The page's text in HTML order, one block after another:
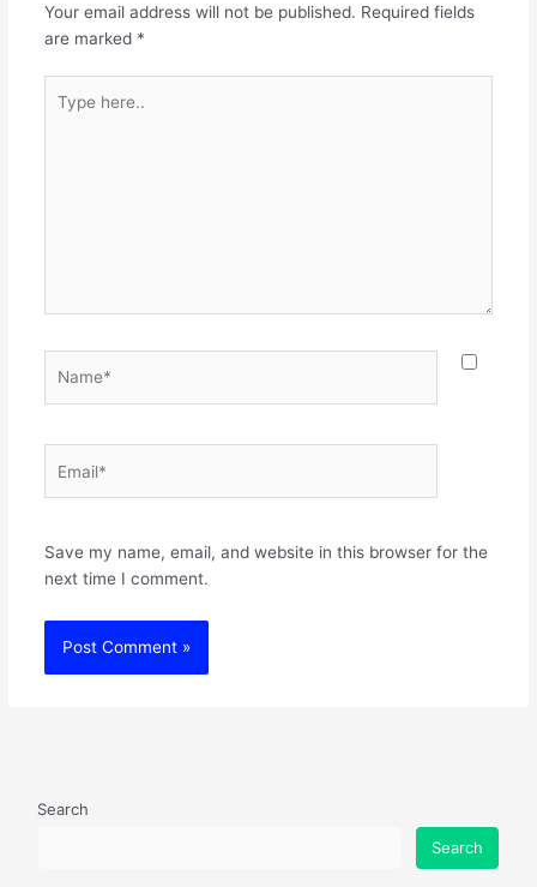
Your email address will not be published. Required fields
are marked *
here..
Save my name, email, and website in this browser for the
next time I comment.
Search
Search